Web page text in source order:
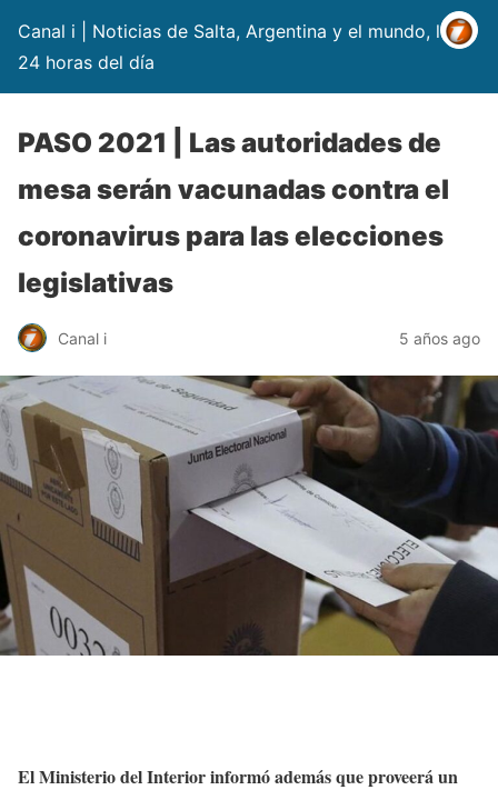
Canal i | Noticias de Salta, Argentina y el mundo, las
24 horas del día
PASO 2021 | Las autoridades de
mesa serán vacunadas contra el
coronavirus para las elecciones
legislativas
Canal i 5 años ago
El Ministerio del Interior informó además que proveerá un